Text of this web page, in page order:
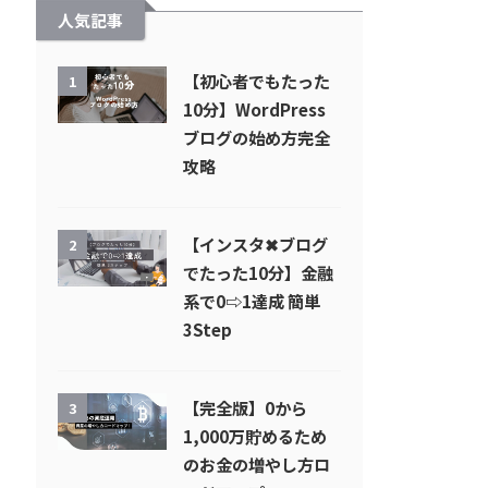
人気記事
1
【初心者でもたった
10分】WordPress
ブログの始め方完全
攻略
2
【インスタ✖︎ブログ
でたった10分】金融
系で0⇨1達成 簡単
3Step
3
【完全版】0から
1,000万貯めるため
のお金の増やし方ロ